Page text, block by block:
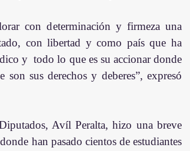
con determinación y firmeza una
con libertad y como país que ha
y  todo lo que es su accionar donde
son sus derechos y deberes”, expresó
Avíl Peralta, hizo una breve
han pasado cientos de estudiantes